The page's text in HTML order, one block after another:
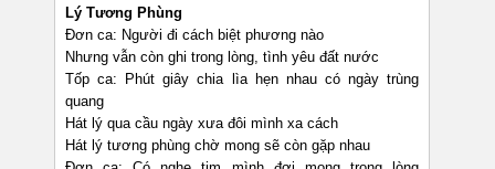
Lý Tương Phùng
Đơn ca: Người đi cách biệt phương nào
Nhưng vẫn còn ghi trong lòng, tình yêu đất nước
Tốp ca: Phút giây chia lìa hẹn nhau có ngày trùng
quang
Hát lý qua cầu ngày xưa đôi mình xa cách
Hát lý tương phùng chờ mong sẽ còn gặp nhau